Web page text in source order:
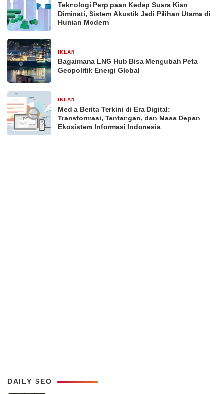
Teknologi Perpipaan Kedap Suara Kian
Diminati, Sistem Akustik Jadi Pilihan Utama di
Hunian Modern
IKLAN
Bagaimana LNG Hub Bisa Mengubah Peta
Geopolitik Energi Global
IKLAN
Media Berita Terkini di Era Digital:
Transformasi, Tantangan, dan Masa Depan
Ekosistem Informasi Indonesia
DAILY SEO